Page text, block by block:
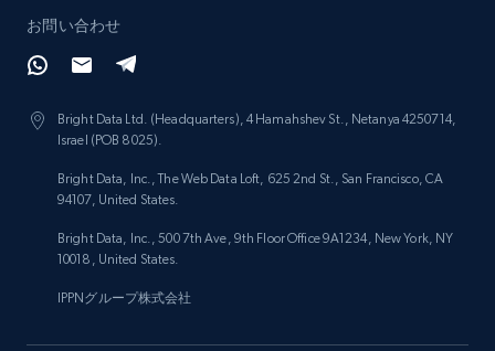
お問い合わせ
Bright Data Ltd. (Headquarters), 4 Hamahshev St., Netanya 4250714,
Israel (POB 8025).
Bright Data, Inc., The Web Data Loft, 625 2nd St., San Francisco, CA
94107, United States.
Bright Data, Inc., 500 7th Ave, 9th Floor Office 9A1234, New York, NY
10018, United States.
IPPNグループ株式会社